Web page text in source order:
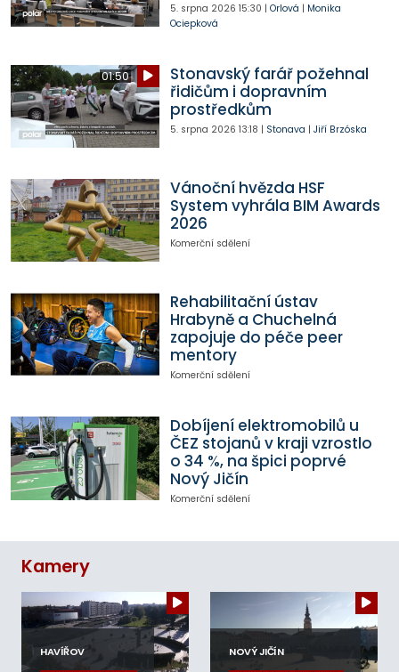
5. srpna 2026 15:30 | Orlová | Monika
Ociepková
01:50
Stonavský farář požehnal
řidičům i dopravním
prostředkům
5. srpna 2026 13:18 | Stonava | Jiří Brzóska
Vánoční hvězda HSF
System vyhrála BIM Awards
2026
Komerční sdělení
Rehabilitační ústav
Hrabyně a Chuchelná
zapojuje do péče peer
mentory
Komerční sdělení
Dobíjení elektromobilů u
ČEZ stojanů v kraji vzrostlo
o 34 %, na špici poprvé
Nový Jičín
Komerční sdělení
Kamery
HAVÍŘOV NOVÝ JIČÍN